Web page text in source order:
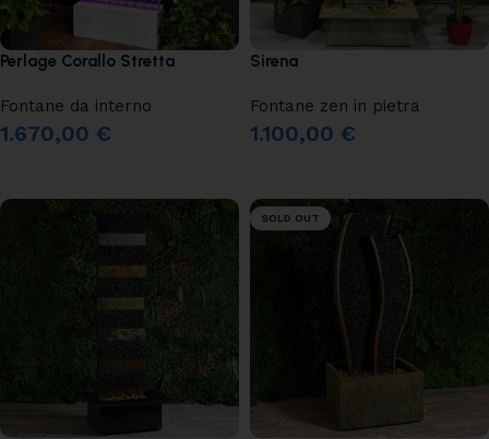
Perlage Corallo Stretta
Fontane da interno
1.670,00 €
Sirena
Fontane zen in pietra
1.100,00 €
SOLD OUT